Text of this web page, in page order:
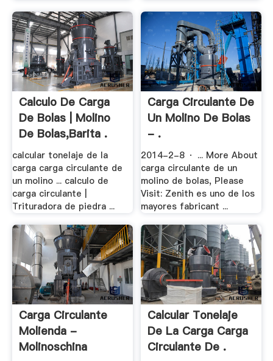
Calculo De Carga
De Bolas | Molino
De Bolas,Barita .
calcular tonelaje de la
carga carga circulante de
un molino ... calculo de
carga circulante |
Trituradora de piedra ...
Carga Circulante De
Un Molino De Bolas
- .
2014-2-8 · ... More About
carga circulante de un
molino de bolas, Please
Visit: Zenith es uno de los
mayores fabricant ...
Carga Circulante
Molienda -
Molinoschina
Calcular Tonelaje
De La Carga Carga
Circulante De .